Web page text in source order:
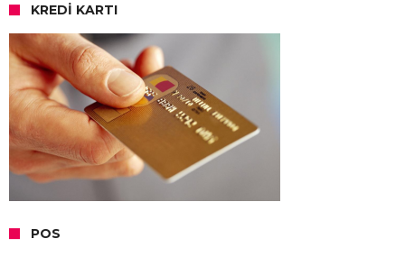
KREDI KARTI
POS